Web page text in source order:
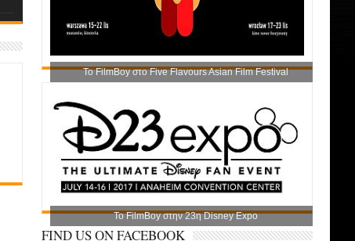
Το FilmBoy στο Five Flavours Asian Film Festival
Το FilmBoy στην 23η Disney Expo
FIND US ON FACEBOOK